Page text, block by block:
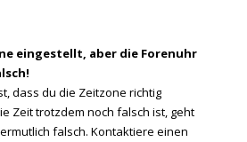
eingestellt, aber die Forenuhr
dass du die Zeitzone richtig
Zeit trotzdem noch falsch ist, geht
falsch. Kontaktiere einen